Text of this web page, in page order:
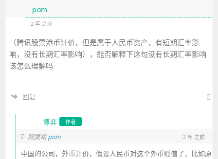
pom
2 年 之前
（腾讯股票港币计价，但是属于人民币资产，有短期汇率影
响，没有长期汇率影响），能否解释下这句没有长期汇率影响
该怎么理解吗
回复
博弈 作者
回复给pom 2 年 之前
中国的公司，外币计价，假设人民币对这个外币贬值了，比如原